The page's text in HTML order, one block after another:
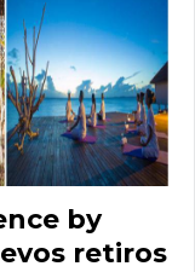
by
retiros